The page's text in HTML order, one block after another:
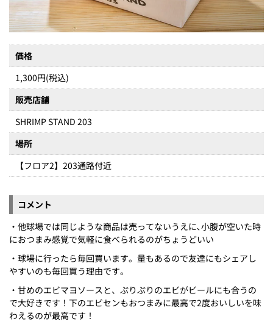
価格
1,300円(税込)
販売店舗
SHRIMP STAND 203
場所
【フロア2】203通路付近
コメント
・他球場では同じような商品は売ってないうえに､小腹が空いた時
におつまみ感覚で気軽に食べられるのがちょうどいい
・球場に行ったら毎回買います。量もあるので友達にもシェアし
やすいのも毎回買う理由です。
・甘めのエビマヨソースと、ぷりぷりのエビがビールにも合うの
で大好きです！下のエビセンもおつまみに最高で2度おいしいを味
わえるのが最高です！